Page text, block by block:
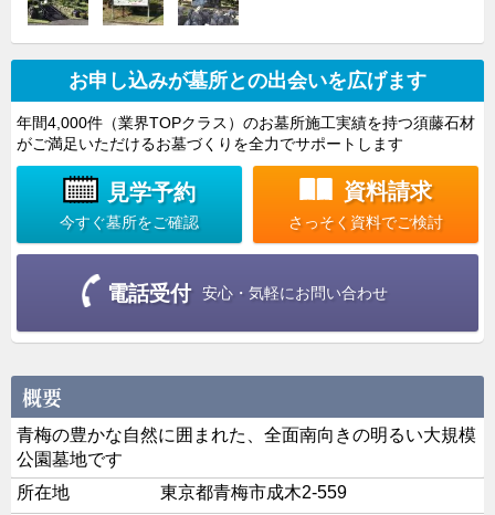
お申し込みが墓所との出会いを広げます
年間4,000件（業界TOPクラス）のお墓所施工実績を持つ須藤石材
がご満足いただけるお墓づくりを全力でサポートします
見学予約
今すぐ墓所をご確認
資料請求
さっそく資料でご検討
電話受付 安心・気軽にお問い合わせ
青梅の豊かな自然に囲まれた、全面南向きの明るい大規模
公園墓地です
所在地
東京都青梅市成木2-559